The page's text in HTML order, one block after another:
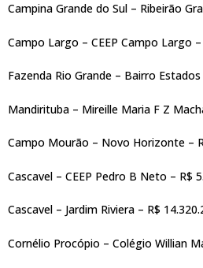
Campina Grande do Sul – Ribeirão
Campo Largo – CEEP Campo Largo
Fazenda Rio Grande – Bairro
Mandirituba – Mireille Maria F Z
Campo Mourão – Novo Horizonte –
Cascavel – CEEP Pedro B Neto – R$
Cascavel – Jardim Riviera – R$
Cornélio Procópio – Colégio Willian